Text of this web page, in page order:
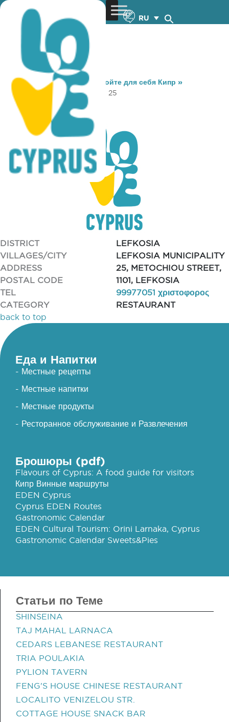
RU
You are here: Home »Откройте для себя Кипр »
Gastronomy
» METOCHIOU 25
METOCHIOU 25
DISTRICT
LEFKOSIA
VILLAGES/CITY
LEFKOSIA MUNICIPALITY
ADDRESS
25, METOCHIOU STREET,
POSTAL CODE
1101, LEFKOSIA
TEL
99977051 χριστοφορος
CATEGORY
RESTAURANT
back to top
Еда и Напитки
- Местные рецепты
- Местные напитки
- Местные продукты
- Ресторанное обслуживание и Развлечения
Брошюры (pdf)
Flavours of Cyprus: A food guide for visitors
Кипр Винные маршруты
EDEN Cyprus
Cyprus EDEN Routes
Gastronomic Calendar
EDEN Cultural Tourism: Orini Larnaka, Cyprus
Gastronomic Calendar Sweets&Pies
Статьи по Теме
SHINSEINA
TAJ MAHAL LARNACA
CEDARS LEBANESE RESTAURANT
TRIA POULAKIA
PYLION TAVERN
FENG'S HOUSE CHINESE RESTAURANT
LOCALITO VENIZELOU STR.
COTTAGE HOUSE SNACK BAR